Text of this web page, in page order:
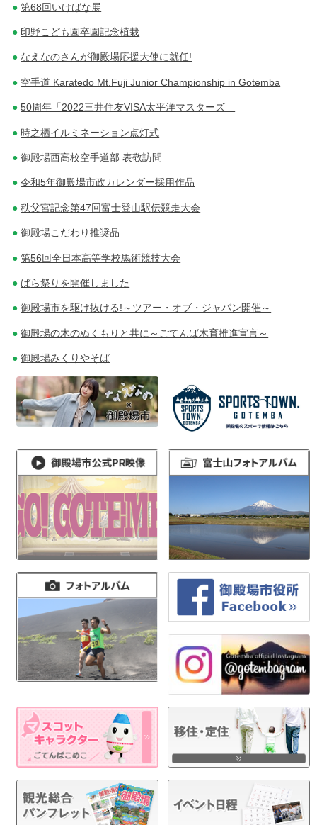
第68回いけばな展
印野こども園卒園記念植栽
なえなのさんが御殿場応援大使に就任!
空手道 Karatedo Mt.Fuji Junior Championship in Gotemba
50周年「2022三井住友VISA太平洋マスターズ」
時之栖イルミネーション点灯式
御殿場西高校空手道部 表敬訪問
令和5年御殿場市政カレンダー採用作品
秩父宮記念第47回富士登山駅伝競走大会
御殿場こだわり推奨品
第56回全日本高等学校馬術競技大会
ばら祭りを開催しました
御殿場市を駆け抜ける!～ツアー・オブ・ジャパン開催～
御殿場の木のぬくもりと共に～ごてんば木育推進宣言～
御殿場みくりやそば